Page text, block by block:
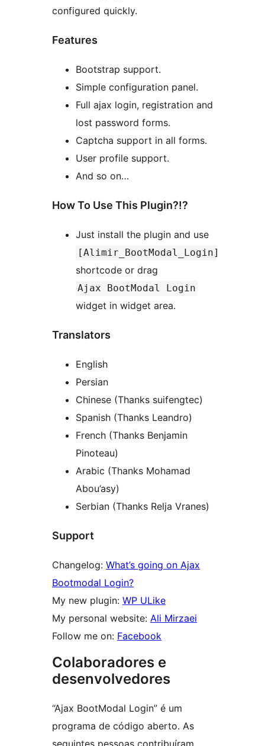
configured quickly.
Features
Bootstrap support.
Simple configuration panel.
Full ajax login, registration and
lost password forms.
Captcha support in all forms.
User profile support.
And so on…
How To Use This Plugin?!?
Just install the plugin and use
[Alimir_BootModal_Login]
shortcode or drag
Ajax BootModal Login
widget in widget area.
Translators
English
Persian
Chinese (Thanks suifengtec)
Spanish (Thanks Leandro)
French (Thanks Benjamin
Pinoteau)
Arabic (Thanks Mohamad
Abou’asy)
Serbian (Thanks Relja Vranes)
Support
Changelog: What’s going on Ajax
Bootmodal Login?
My new plugin: WP ULike
My personal website: Ali Mirzaei
Follow me on: Facebook
Colaboradores e
desenvolvedores
“Ajax BootModal Login” é um
programa de código aberto. As
seguintes pessoas contribuíram